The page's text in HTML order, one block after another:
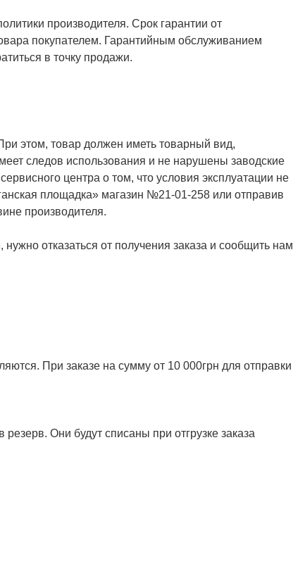
производителя. Срок гарантии от
покупателем. Гарантийным обслуживанием
в точку продажи.
этом, товар должен иметь товарный вид,
следов использования и не нарушены заводские
центра о том, что условия эксплуатации не
площадка» магазин №21-01-258 или отправив
производителя.
отказаться от получения заказа и сообщить нам
При заказе на сумму от 10 000грн для отправки
Они будут списаны при отгрузке заказа